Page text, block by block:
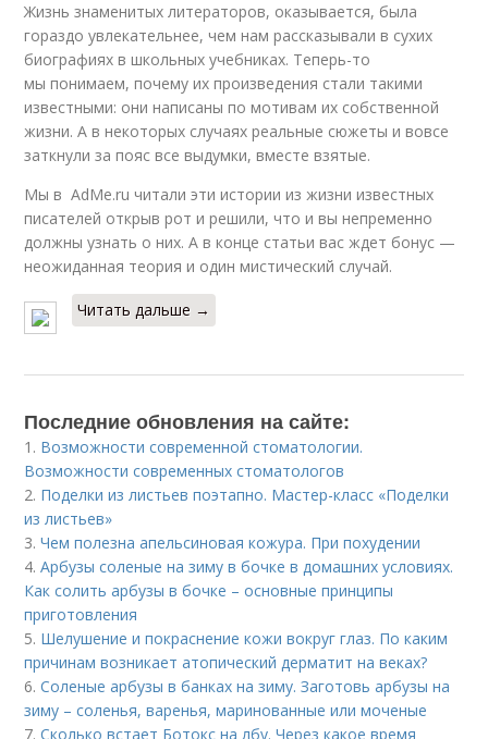
Жизнь знаменитых литераторов, оказывается, была
гораздо увлекательнее, чем нам рассказывали в сухих
биографиях в школьных учебниках. Теперь-то
мы понимаем, почему их произведения стали такими
известными: они написаны по мотивам их собственной
жизни. А в некоторых случаях реальные сюжеты и вовсе
заткнули за пояс все выдумки, вместе взятые.
Мы в AdMe.ru читали эти истории из жизни известных
писателей открыв рот и решили, что и вы непременно
должны узнать о них. А в конце статьи вас ждет бонус —
неожиданная теория и один мистический случай.
Читать дальше →
Последние обновления на сайте:
1. Возможности современной стоматологии.
Возможности современных стоматологов
2. Поделки из листьев поэтапно. Мастер-класс «Поделки
из листьев»
3.Чем полезна апельсиновая кожура. При похудении
4.Арбузы соленые на зиму в бочке в домашних условиях.
Как солить арбузы в бочке – основные принципы
приготовления
5. Шелушение и покраснение кожи вокруг глаз. По каким
причинам возникает атопический дерматит на веках?
6.Соленые арбузы в банках на зиму. Заготовь арбузы на
зиму – соленья, варенья, маринованные или моченые
7.Сколько встает Ботокс на лбу. Через какое время